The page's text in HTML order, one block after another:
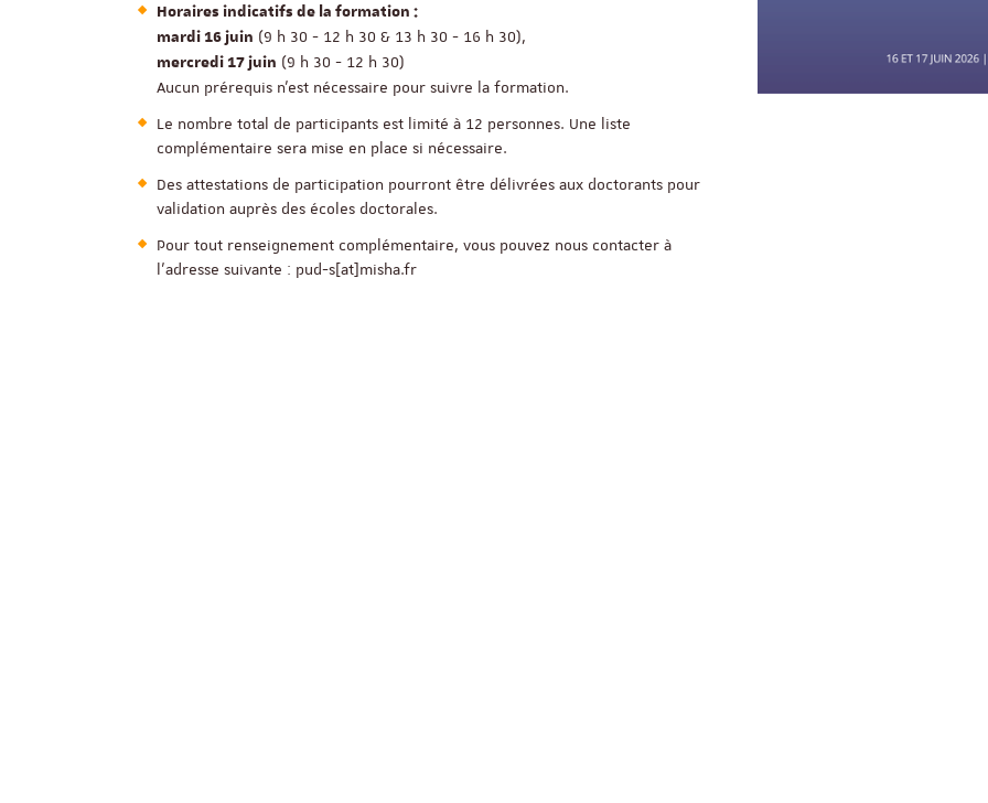
Horaires indicatifs de la formation :
mardi16 juin (9 h 30 - 12 h 30 & 13 h 30 - 16 h 30),
mercredi17 juin (9 h 30 - 12 h 30)
Aucun prérequis n'est nécessaire pour suivre la formation.
Le nombre total de participants est limité à 12 personnes. Une liste
complémentaire sera mise en place si nécessaire.
Des attestations de participation pourront être délivrées aux doctorants pour
validation auprès des écoles doctorales.
Pour tout renseignement complémentaire, vous pouvez nous contacter à
l’adresse suivante : pud-s[at]misha.fr